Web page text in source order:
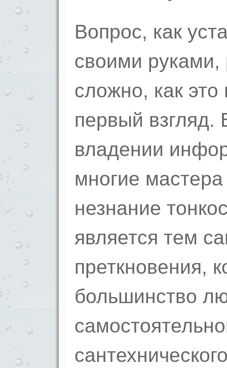
Вопрос, как
своими руками,
сложно, как это
первый взгляд.
владении
многие
незнание
является тем
преткновения,
большинство